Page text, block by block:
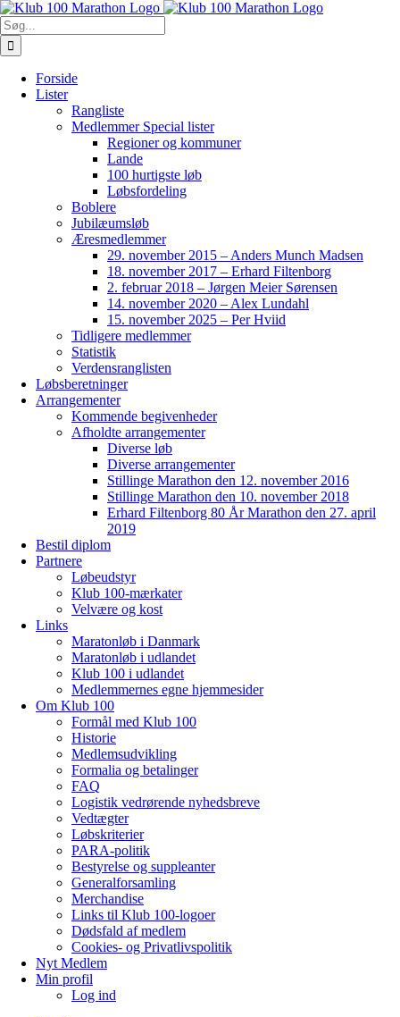
Skip
to
content
Søg
efter:
Forside
Lister
Rangliste
Medlemmer Special lister
Regioner og kommuner
Lande
100 hurtigste løb
Løbsfordeling
Boblere
Jubilæumsløb
Æresmedlemmer
29. november 2015 – Anders Munch Madsen
18. november 2017 – Erhard Filtenborg
2. februar 2018 – Jørgen Meier Sørensen
14. november 2020 – Alex Lundahl
15. november 2025 – Per Hviid
Tidligere medlemmer
Statistik
Verdensranglisten
Løbsberetninger
Arrangementer
Kommende begivenheder
Afholdte arrangementer
Diverse løb
Diverse arrangementer
Stillinge Marathon den 12. november 2016
Stillinge Marathon den 10. november 2018
Erhard Filtenborg 80 År Marathon den 27. april
2019
Bestil diplom
Partnere
Løbeudstyr
Klub 100-mærkater
Velvære og kost
Links
Maratonløb i Danmark
Maratonløb i udlandet
Klub 100 i udlandet
Medlemmernes egne hjemmesider
Om Klub 100
Formål med Klub 100
Historie
Medlemsudvikling
Formalia og betalinger
FAQ
Logistik vedrørende nyhedsbreve
Vedtægter
Løbskriterier
PARA-politik
Bestyrelse og suppleanter
Generalforsamling
Merchandise
Links til Klub 100-logoer
Dødsfald af medlem
Cookies- og Privatlivspolitik
Nyt Medlem
Min profil
Log ind